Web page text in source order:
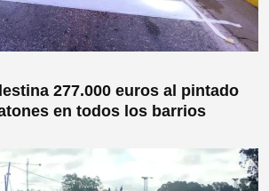
277.000 euros al pintado
en todos los barrios